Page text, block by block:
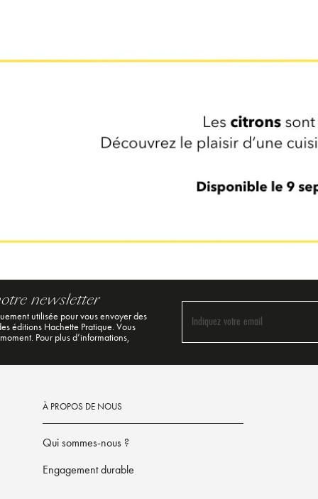
newsletter
utilisée pour vous envoyer des
éditions Hachette Pratique. Vous
Pour plus d’informations,
Indiquez votre email
À PROPOS DE NOUS
Qui sommes-nous ?
Engagement durable